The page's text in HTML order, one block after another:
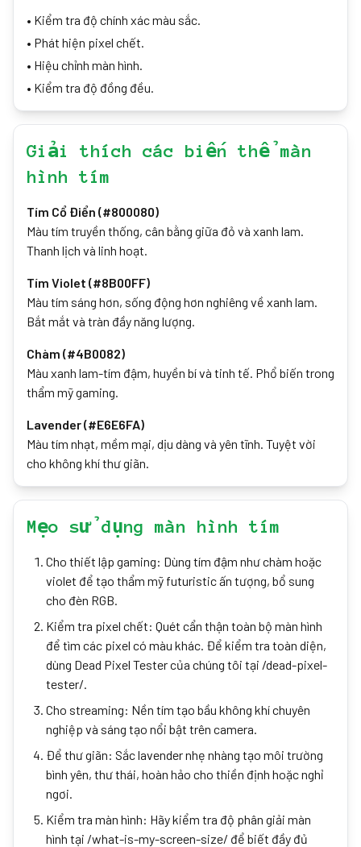
• Kiểm tra độ chính xác màu sắc.
• Phát hiện pixel chết.
• Hiệu chỉnh màn hình.
• Kiểm tra độ đồng đều.
Giải thích các biến thể màn
hình tím
Tím Cổ Điển (#800080)
Màu tím truyền thống, cân bằng giữa đỏ và xanh lam.
Thanh lịch và linh hoạt.
Tím Violet (#8B00FF)
Màu tím sáng hơn, sống động hơn nghiêng về xanh lam.
Bắt mắt và tràn đầy năng lượng.
Chàm (#4B0082)
Màu xanh lam-tím đậm, huyền bí và tinh tế. Phổ biến trong
thẩm mỹ gaming.
Lavender (#E6E6FA)
Màu tím nhạt, mềm mại, dịu dàng và yên tĩnh. Tuyệt vời
cho không khí thư giãn.
Mẹo sử dụng màn hình tím
Cho thiết lập gaming: Dùng tím đậm như chàm hoặc
violet để tạo thẩm mỹ futuristic ấn tượng, bổ sung
cho đèn RGB.
Kiểm tra pixel chết: Quét cẩn thận toàn bộ màn hình
để tìm các pixel có màu khác. Để kiểm tra toàn diện,
dùng Dead Pixel Tester của chúng tôi tại /dead-pixel-
tester/.
Cho streaming: Nền tím tạo bầu không khí chuyên
nghiệp và sáng tạo nổi bật trên camera.
Để thư giãn: Sắc lavender nhẹ nhàng tạo môi trường
bình yên, thư thái, hoàn hảo cho thiền định hoặc nghỉ
ngơi.
Kiểm tra màn hình: Hãy kiểm tra độ phân giải màn
hình tại /what-is-my-screen-size/ để biết đầy đủ